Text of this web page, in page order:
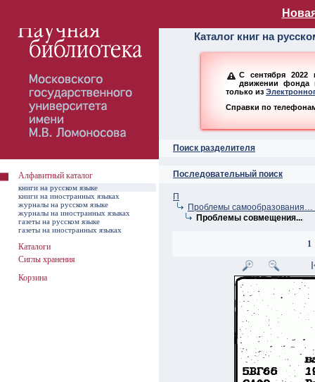
Алфавитный
Каталог книг на
С сентября 2022
движении фонда
только из
Справки по
Поиск разделителя
Последовательный поиск
П
Проблемы самообразования…
Проблемы совмещения...
1
Алфавитный каталог
книги на русском языке
книги на иностранных языках
журналы на русском языке
журналы на иностранных языках
газеты на русском языке
газеты на иностранных языках
Каталоги
Сиглы хранения
Корзина